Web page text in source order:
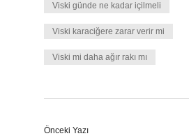
Viski günde ne kadar içilmeli
Viski karaciğere zarar verir mi
Viski mi daha ağır rakı mı
Önceki Yazı